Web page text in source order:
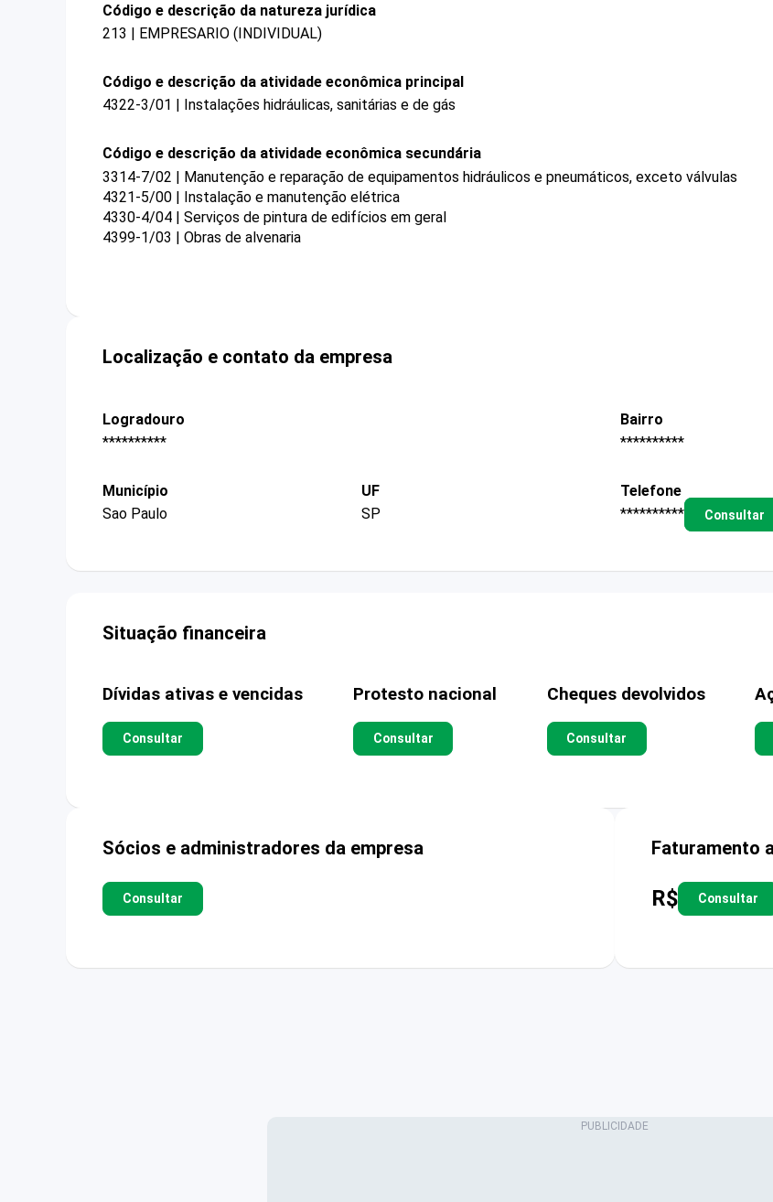
Código e descrição da natureza jurídica
213 | EMPRESARIO (INDIVIDUAL)
Código e descrição da atividade econômica principal
4322-3/01 | Instalações hidráulicas, sanitárias e de gás
Código e descrição da atividade econômica secundária
3314-7/02 | Manutenção e reparação de equipamentos hidráulicos e pneumáticos, exceto válvulas
4321-5/00 | Instalação e manutenção elétrica
4330-4/04 | Serviços de pintura de edifícios em geral
4399-1/03 | Obras de alvenaria
Localização e contato da empresa
Logradouro
**********
Bairro
**********
Município
Sao Paulo
UF
SP
Telefone
**********
Consultar
Situação financeira
Dívidas ativas e vencidas
Consultar
Protesto nacional
Consultar
Cheques devolvidos
Consultar
Sócios e administradores da empresa
Consultar
Faturamento
R$ Consultar